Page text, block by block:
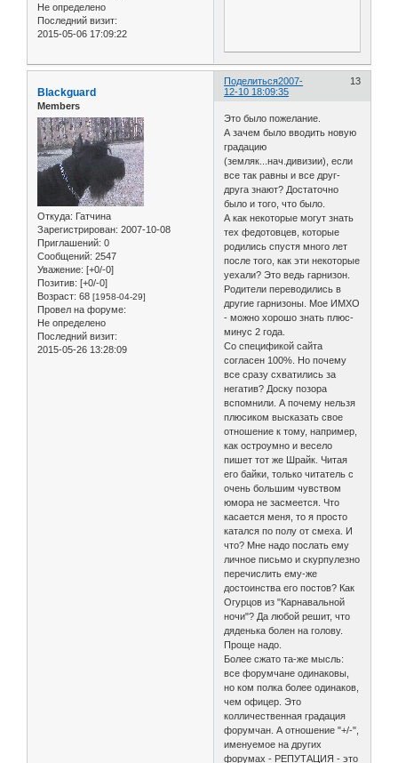
Не определено
Последний визит:
2015-05-06 17:09:22
Поделиться 13
2007-
12-10 18:09:35
Blackguard
Members
Откуда: Гатчина
Зарегистрирован: 2007-10-08
Приглашений: 0
Сообщений: 2547
Уважение: [+0/-0]
Позитив: [+0/-0]
Возраст: 68 [1958-04-29]
Провел на форуме:
Не определено
Последний визит:
2015-05-26 13:28:09
Это было пожелание.
А зачем было вводить новую
градацию
(земляк...нач.дивизии), если
все так равны и все друг-
друга знают? Достаточно
было и того, что было.
А как некоторые могут знать
тех федотовцев, которые
родились спустя много лет
после того, как эти некоторые
уехали? Это ведь гарнизон.
Родители переводились в
другие гарнизоны. Мое ИМХО
- можно хорошо знать плюс-
минус 2 года.
Со спецификой сайта
согласен 100%. Но почему
все сразу схватились за
негатив? Доску позора
вспомнили. А почему нельзя
плюсиком высказать свое
отношение к тому, например,
как остроумно и весело
пишет тот же Шрайк. Читая
его байки, только читатель с
очень большим чувством
юмора не засмеется. Что
касается меня, то я просто
катался по полу от смеха. И
что? Мне надо послать ему
личное письмо и скурпулезно
перечислить ему-же
достоинства его постов? Как
Огурцов из "Карнавальной
ночи"? Да любой решит, что
дяденька болен на голову.
Проще надо.
Более сжато та-же мысль:
все форумчане одинаковы,
но ком полка более одинаков,
чем офицер. Это
колличественная градация
форумчан. А отношение "+/-",
именуемое на других
форумах - РЕПУТАЦИЯ - это